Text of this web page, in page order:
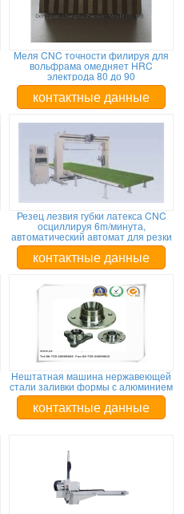
Меля CNC точности филируя для
вольфрама омедняет HRC
электрода 80 до 90
контактные данные
Резец лезвия губки латекса CNC
осциллируя 6m/минута,
автоматический автомат для резки
контактные данные
Нештатная машина нержавеющей
стали заливки формы с алюминием
контактные данные